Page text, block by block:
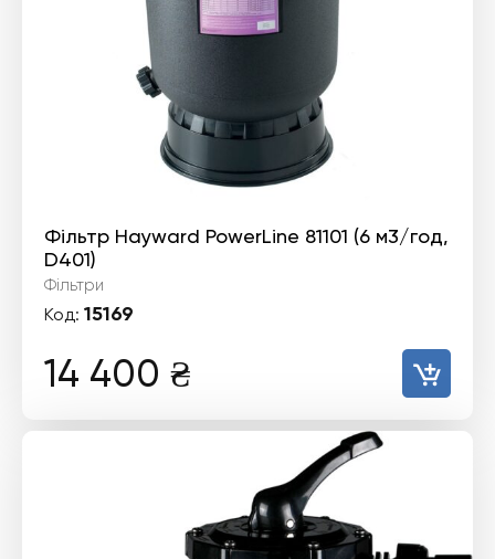
Фільтр Hayward PowerLine 81101 (6 м3/год,
D401)
Фільтри
Код: 15169
14 400 ₴